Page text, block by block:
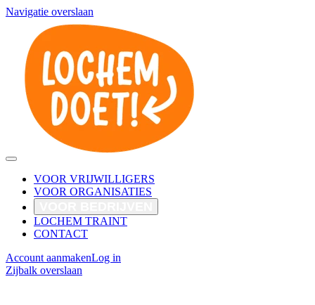
Navigatie overslaan
VOOR VRIJWILLIGERS
VOOR ORGANISATIES
LOCHEM TRAINT
CONTACT
Account aanmakenLog in
Zijbalk overslaan